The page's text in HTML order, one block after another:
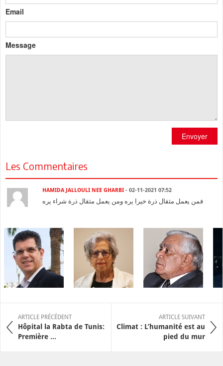
Email
Message
Envoyer
Les Commentaires
HAMIDA JALLOULI NEE GHARBI - 02-11-2021 07:52
فمن يعمل مثقال ذرة خيرا يره ومن يعمل مثقال ذرة شراء يره
ARTICLE PRÉCÉDENT
Hôpital la Rabta de Tunis:
Première ...
ARTICLE SUIVANT
Climat : L’humanité est au
pied du mur